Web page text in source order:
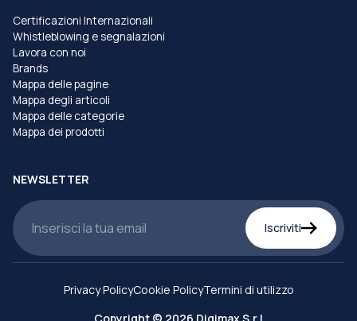
Certificazioni Internazionali
Whistleblowing e segnalazioni
Lavora con noi
Brands
Mappa delle pagine
Mappa degli articoli
Mappa delle categorie
Mappa dei prodotti
NEWSLETTER
Iscriviti
Privacy PolicyCookie PolicyTermini di utilizzo